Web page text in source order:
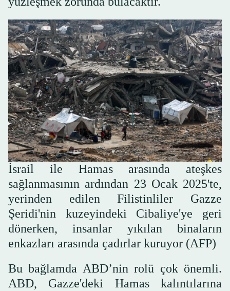
İsrail ile Hamas arasında ateşkes
sağlanmasının ardından 23 Ocak 2025'te,
yerinden edilen Filistinliler Gazze
Şeridi'nin kuzeyindeki Cibaliye'ye geri
dönerken, insanlar yıkılan binaların
enkazları arasında çadırlar kuruyor (AFP)
Bu bağlamda ABD’nin rolü çok önemli.
ABD, Gazze'deki Hamas kalıntılarına